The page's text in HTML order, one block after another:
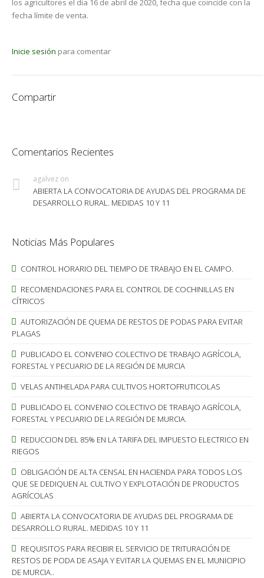
los agricultores el día 16 de abril de 2020, fecha que coincide con la
fecha límite de venta.
Inicie sesión para comentar
Compartir
Comentarios Recientes
agalvez on
ABIERTA LA CONVOCATORIA DE AYUDAS DEL PROGRAMA DE
DESARROLLO RURAL. MEDIDAS 10 Y 11
Noticias Más Populares
CONTROL HORARIO DEL TIEMPO DE TRABAJO EN EL CAMPO.
RECOMENDACIONES PARA EL CONTROL DE COCHINILLAS EN
CÍTRICOS
AUTORIZACIÓN DE QUEMA DE RESTOS DE PODAS PARA EVITAR
PLAGAS
PUBLICADO EL CONVENIO COLECTIVO DE TRABAJO AGRÍCOLA,
FORESTAL Y PECUARIO DE LA REGIÓN DE MURCIA
VELAS ANTIHELADA PARA CULTIVOS HORTOFRUTICOLAS
PUBLICADO EL CONVENIO COLECTIVO DE TRABAJO AGRÍCOLA,
FORESTAL Y PECUARIO DE LA REGIÓN DE MURCIA.
REDUCCION DEL 85% EN LA TARIFA DEL IMPUESTO ELECTRICO EN
RIEGOS
OBLIGACIÓN DE ALTA CENSAL EN HACIENDA PARA TODOS LOS
QUE SE DEDIQUEN AL CULTIVO Y EXPLOTACIÓN DE PRODUCTOS
AGRÍCOLAS
ABIERTA LA CONVOCATORIA DE AYUDAS DEL PROGRAMA DE
DESARROLLO RURAL. MEDIDAS 10 Y 11
REQUISITOS PARA RECIBIR EL SERVICIO DE TRITURACIÓN DE
RESTOS DE PODA DE ASAJA Y EVITAR LA QUEMAS EN EL MUNICIPIO
DE MURCIA..